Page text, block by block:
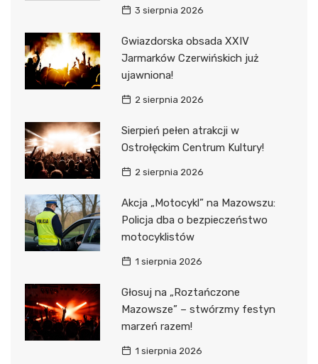
3 sierpnia 2026
Gwiazdorska obsada XXIV
Jarmarków Czerwińskich już
ujawniona!
2 sierpnia 2026
Sierpień pełen atrakcji w
Ostrołęckim Centrum Kultury!
2 sierpnia 2026
Akcja „Motocykl” na Mazowszu:
Policja dba o bezpieczeństwo
motocyklistów
1 sierpnia 2026
Głosuj na „Roztańczone
Mazowsze” – stwórzmy festyn
marzeń razem!
1 sierpnia 2026